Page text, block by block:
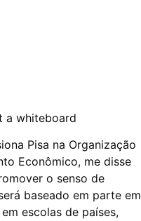
Pisa na Organização
Econômico, me disse
o senso de
baseado em parte em
escolas de países,